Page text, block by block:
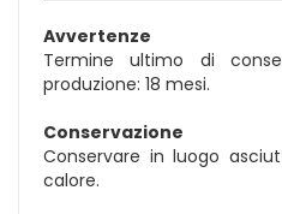
Avvertenze
Termine ultimo di
produzione: 18 mesi.
Conservazione
Conservare in luogo
calore.